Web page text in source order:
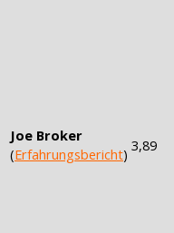
Joe Broker
(Erfahrungsbericht) 3,89